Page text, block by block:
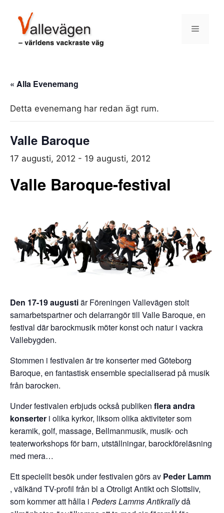
innehåll
Meny
« Alla Evenemang
Detta evenemang har redan ägt rum.
Valle Baroque
17 augusti, 2012 - 19 augusti, 2012
Valle Baroque-festival
Den 17-19 augustiär Föreningen Vallevägen stolt
samarbetspartner och delarrangör till Valle Baroque, en
festival där barockmusik möter konst och natur i vackra
Vallebygden.
Stommen i festivalen är tre konserter med Göteborg
Baroque, en fantastisk ensemble specialiserad på musik
från barocken.
Under festivalen erbjuds också publiken flera andra
konserter i olika kyrkor, liksom olika aktiviteter som
keramik, golf, massage, Bellmanmusik, musik- och
teaterworkshops för barn, utställningar, barockföreläsning
med mera…
Ett speciellt besök under festivalen görs av Peder Lamm
, välkänd TV-profil från bl a Otroligt Antikt och Slottsliv,
som kommer att hålla i Peders Lamms Antikrallydå